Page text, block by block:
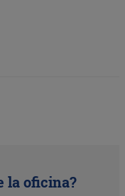
la oficina?